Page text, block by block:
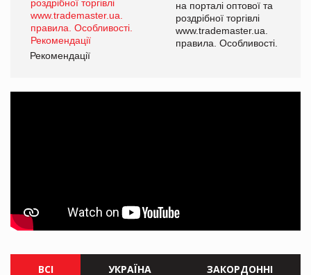
на порталі оптової та
роздрібної торгівлі
www.trademaster.ua.
правила. Особливості.
Рекомендації
ВСІ УКРАЇНА ЗАКОРДОННІ